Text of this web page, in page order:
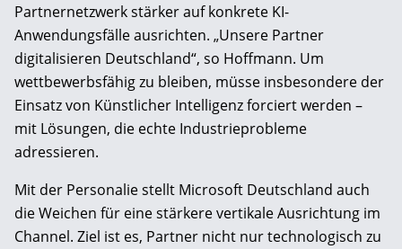
Partnernetzwerk stärker auf konkrete KI-
Anwendungsfälle ausrichten. „Unsere Partner
digitalisieren Deutschland“, so Hoffmann. Um
wettbewerbsfähig zu bleiben, müsse insbesondere der
Einsatz von Künstlicher Intelligenz forciert werden –
mit Lösungen, die echte Industrieprobleme
adressieren.
Mit der Personalie stellt Microsoft Deutschland auch
die Weichen für eine stärkere vertikale Ausrichtung im
Channel. Ziel ist es, Partner nicht nur technologisch zu